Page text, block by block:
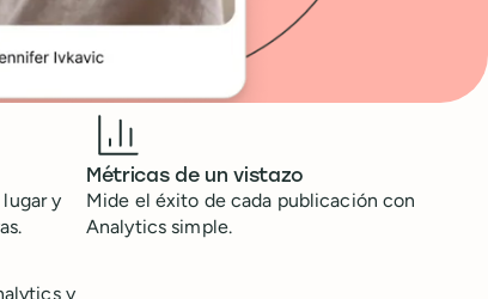
y
Métricas de un vistazo
Mide el éxito de cada publicación con
Analytics simple.
y